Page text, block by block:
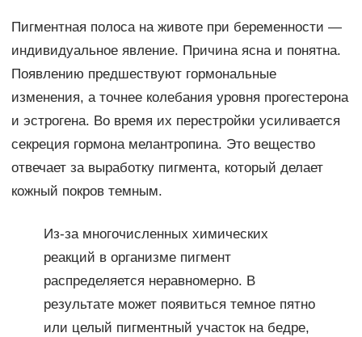
Пигментная полоса на животе при беременности —
индивидуальное явление. Причина ясна и понятна.
Появлению предшествуют гормональные
изменения, а точнее колебания уровня прогестерона
и эстрогена. Во время их перестройки усиливается
секреция гормона мелантропина. Это вещество
отвечает за выработку пигмента, который делает
кожный покров темным.
Из-за многочисленных химических
реакций в организме пигмент
распределяется неравномерно. В
результате может появиться темное пятно
или целый пигментный участок на бедре,